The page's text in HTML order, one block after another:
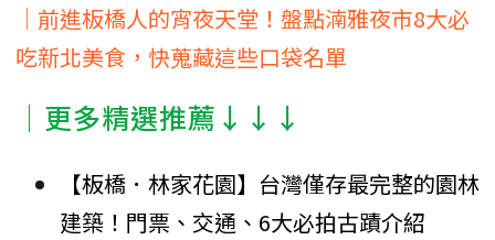
｜前進板橋人的宵夜天堂！盤點湳雅夜市8大必
吃新北美食，快蒐藏這些口袋名單
│更多精選推薦↓↓↓
【板橋．林家花園】台灣僅存最完整的園林
建築！門票、交通、6大必拍古蹟介紹